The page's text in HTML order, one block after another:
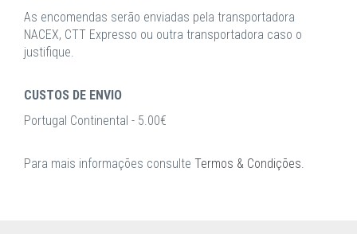
As encomendas serão enviadas pela transportadora
NACEX, CTT Expresso ou outra transportadora caso o
justifique.
CUSTOS DE ENVIO
Portugal Continental - 5.00€
Para mais informações consulte Termos & Condições.